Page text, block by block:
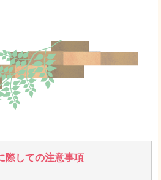
しての注意事項